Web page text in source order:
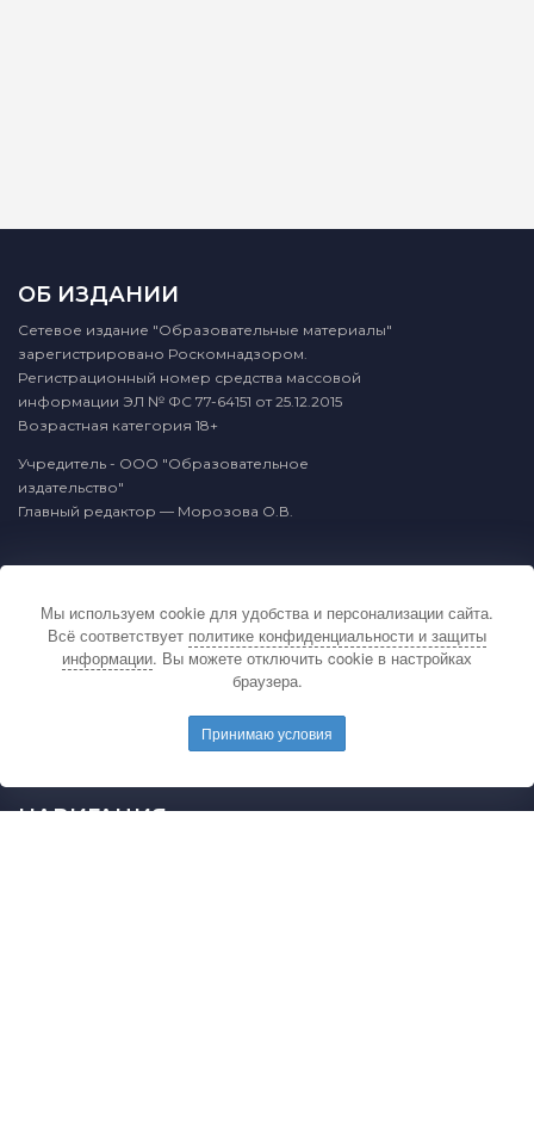
По вопросам связанным с публикацией
материалов на сайте издательства и выдачей
подтверждающих документов обращайтесь на
электронную почту редакции.
mail@pedarticles.ru
+7 (499) 113-47-87
ОБ ИЗДАНИИ
Сетевое издание "Образовательные материалы"
зарегистрировано Роскомнадзором.
Регистрационный номер средства массовой
информации ЭЛ № ФС 77-64151 от 25.12.2015
Возрастная категория 18+
Учредитель - ООО "Образовательное
издательство"
Главный редактор — Морозова О.В.
НАВИГАЦИЯ
Мы используем cookie для удобства и персонализации сайта.
Всё соответствует политике конфиденциальности и защиты
информации. Вы можете отключить cookie в настройках
браузера.
Принимаю условия